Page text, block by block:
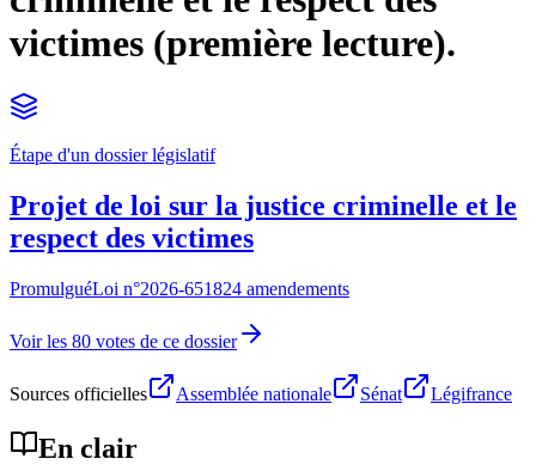
victimes (première lecture).
Étape d'un dossier législatif
Projet de loi sur la justice criminelle et le
respect des victimes
PromulguéLoi n°2026-651824 amendements
Voir les 80 votes de ce dossier
Sources officielles Assemblée nationale Sénat Légifrance
En clair